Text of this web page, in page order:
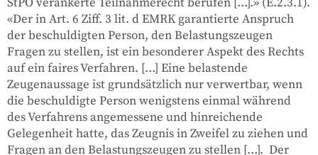
«Der in Art. 6 Ziff. 3 lit. d EMRK garantierte Anspruch
der beschuldigten Person, den Belastungszeugen
Fragen zu stellen, ist ein besonderer Aspekt des Rechts
auf ein faires Verfahren. […] Eine belastende
Zeugenaussage ist grundsätzlich nur verwertbar, wenn
die beschuldigte Person wenigstens einmal während
des Verfahrens angemessene und hinreichende
Gelegenheit hatte, das Zeugnis in Zweifel zu ziehen und
Fragen an den Belastungszeugen zu stellen […]. Der